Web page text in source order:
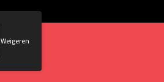
Weigeren